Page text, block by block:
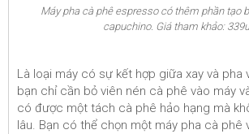
Máy pha cà phê espresso có thêm phần tạo
capuchino. Giá tham khảo:
Là loại máy có sự kết hợp giữa xay và pha
bạn chỉ cần bỏ viên nén cà phê vào máy
có được một tách cà phê hảo hạng mà
lâu. Bạn có thể chọn một máy pha cà phê